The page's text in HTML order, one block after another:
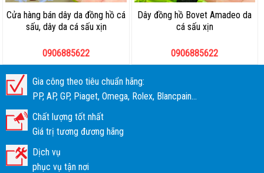
Cửa hàng bán dây da đồng hồ cá
sấu, dây da cá sấu xịn
0906885622
Dây đồng hồ Bovet Amadeo da
cá sấu xịn
0906885622
Gia công theo tiêu chuẩn hãng:
PP, AP, GP, Piaget, Omega, Rolex, Blancpain...
Chất lượng tốt nhất
Giá trị tương đương hãng
Dịch vụ
phục vụ tận nơi